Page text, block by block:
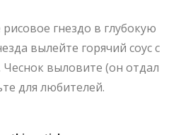
гнездо в глубокую
вылейте горячий соус с
выловите (он отдал
для любителей.